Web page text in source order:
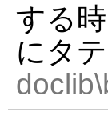
する
にタ